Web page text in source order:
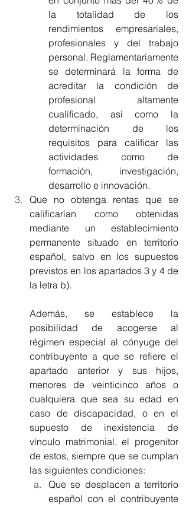
la totalidad de los
rendimientos empresariales,
profesionales y del trabajo
personal. Reglamentariamente
se determinará la forma de
acreditar la condición de
profesional altamente
cualificado, así como la
determinación de los
requisitos para calificar las
actividades como de
formación, investigación,
desarrollo e innovación.
Que no obtenga rentas que se
calificarían como obtenidas
mediante un establecimiento
permanente situado en territorio
español, salvo en los supuestos
previstos en los apartados 3 y 4 de
la letra b).
Además, se establece la
posibilidad de acogerse al
régimen especial al cónyuge del
contribuyente a que se refiere el
apartado anterior y sus hijos,
menores de veinticinco años o
cualquiera que sea su edad en
caso de discapacidad, o en el
supuesto de inexistencia de
vínculo matrimonial, el progenitor
de estos, siempre que se cumplan
las siguientes condiciones:
Que se desplacen a territorio
español con el contribuyente